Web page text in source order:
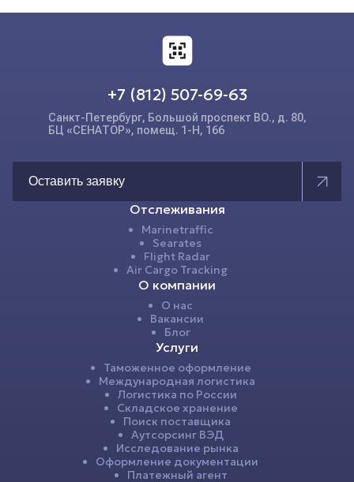
+7 (812) 507-69-63
Санкт-Петербург, Большой проспект ВО., д. 80,
БЦ «СЕНАТОР», помещ. 1-Н, 166
Оставить заявку
Отслеживания
Marinetraffic
Searates
Flight Radar
Air Cargo Tracking
О компании
О нас
Вакансии
Блог
Услуги
Таможенное оформление
Международная логистика
Логистика по России
Складское хранение
Поиск поставщика
Аутсорсинг ВЭД
Исследование рынка
Оформление документации
Платежный агент